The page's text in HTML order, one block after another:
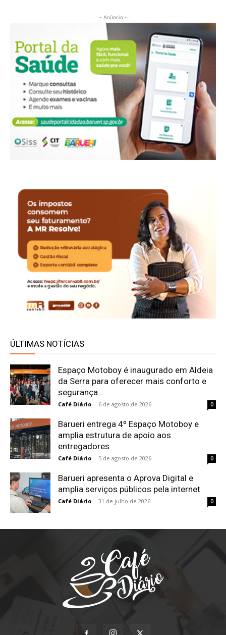
- Anúncio -
ÚLTIMAS NOTÍCIAS
Espaço Motoboy é inaugurado em Aldeia
da Serra para oferecer mais conforto e
segurança...
Café Diário - 6 de agosto de 2026 0
Barueri entrega 4º Espaço Motoboy e
amplia estrutura de apoio aos
entregadores
Café Diário - 5 de agosto de 2026 0
Barueri apresenta o Aprova Digital e
amplia serviços públicos pela internet
Café Diário - 31 de julho de 2026 0